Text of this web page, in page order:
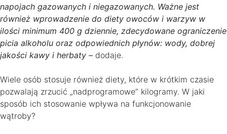
napojach gazowanych i niegazowanych. Ważne jest
również wprowadzenie do diety owoców i warzyw w
ilości minimum 400 g dziennie, zdecydowane ograniczenie
picia alkoholu oraz odpowiednich płynów: wody, dobrej
jakości kawy i herbaty – dodaje.
Wiele osób stosuje również diety, które w krótkim czasie
pozwalają zrzucić „nadprogramowe” kilogramy. W jaki
sposób ich stosowanie wpływa na funkcjonowanie
wątroby?